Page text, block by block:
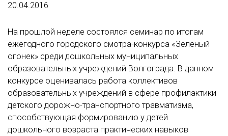
20.04.2016
На прошлой неделе состоялся семинар по итогам
ежегодного городского смотра-конкурса «Зеленый
огонек» среди дошкольных муниципальных
образовательных учреждений Волгограда. В данном
конкурсе оценивалась работа коллективов
образовательных учреждений в сфере профилактики
детского дорожно-транспортного травматизма,
способствующая формированию у детей
дошкольного возраста практических навыков